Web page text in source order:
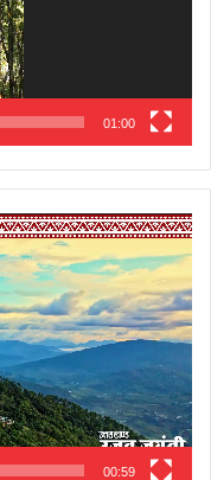
01:00
00:59